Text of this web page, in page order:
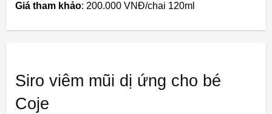
Giá tham khảo: 200.000 VNĐ/chai 120ml
Siro viêm mũi dị ứng cho bé
Coje